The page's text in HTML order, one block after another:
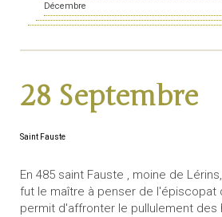
Décembre
28 Septembre
Saint Fauste
En 485 saint Fauste , moine de
fut le maître à penser de l'épiscopat
permit d'affronter le pullulement des